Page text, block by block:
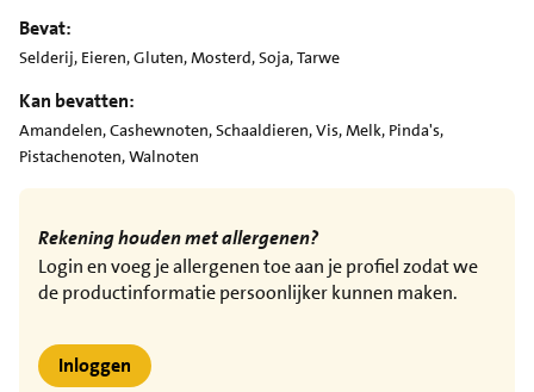
Bevat:
Selderij, Eieren, Gluten, Mosterd, Soja, Tarwe
Kan bevatten:
Amandelen, Cashewnoten, Schaaldieren, Vis, Melk, Pinda's,
Pistachenoten, Walnoten
Rekening houden met allergenen?
Login en voeg je allergenen toe aan je profiel zodat we
de productinformatie persoonlijker kunnen maken.
Inloggen